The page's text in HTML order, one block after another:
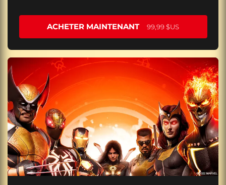
ACHETER MAINTENANT 99,99 $US